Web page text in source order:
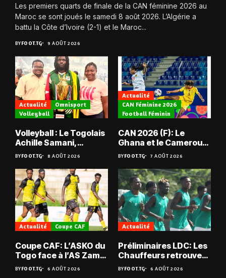
Les premiers quarts de finale de la CAN féminine 2026 au
Maroc se sont joués le samedi 8 août 2026. L’Algérie a
battu la Côte d’Ivoire (2-1) et le Maroc...
BYFOOT.TG 9 AOÛT 2026
Actualité
Omnisport
Volleyball
Volleyball : Le Togolais
Achille Samani,
champion du Bénin !
BYFOOT.TG 8 AOÛT 2026
Actualité
CAN Féminine 2026
Football Féminin
CAN 2026 (F): Le
Ghana et le Cameroun
en quarts
BYFOOT.TG 7 AOÛT 2026
Actualité Coupe CAF
Coupe CAF: L’ASKO du
Togo face à l’AS Zam
du Niger
BYFOOT.TG 6 AOÛT 2026
Actualité
Préliminaires LDC: Les
Chauffeurs retrouvent
les Mimos
BYFOOT.TG 6 AOÛT 2026